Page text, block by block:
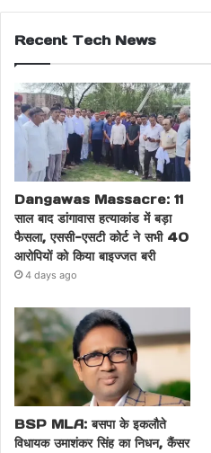
Recent Tech News
Dangawas Massacre: 11
साल बाद डांगावास हत्याकांड में बड़ा
फैसला, एससी-एसटी कोर्ट ने सभी 40
आरोपियों को किया बाइज्जत बरी
4 days ago
BSP MLA: बसपा के इकलौते
विधायक उमाशंकर सिंह का निधन, कैंसर